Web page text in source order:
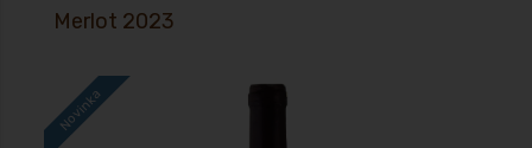
Merlot 2023
Novinka